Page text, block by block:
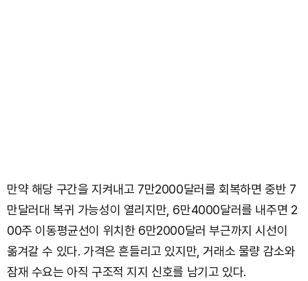
만약 해당 구간을 지켜내고 7만2000달러를 회복하면 중반 7
만달러대 복귀 가능성이 열리지만, 6만4000달러를 내주면 2
00주 이동평균선이 위치한 6만2000달러 부근까지 시선이
옮겨갈 수 있다. 가격은 흔들리고 있지만, 거래소 물량 감소와
잠재 수요는 아직 구조적 지지 신호를 남기고 있다.